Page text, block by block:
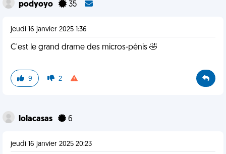
podyoyo 35
jeudi 16 janvier 2025 1:36
C'est le grand drame des micros-pénis 🤣
9 2
lolacasas 6
jeudi 16 janvier 2025 20:23